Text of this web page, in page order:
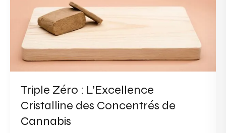
Triple Zéro : L’Excellence
Cristalline des Concentrés de
Cannabis
L’Excellence
Cristalline
des
Concentrés